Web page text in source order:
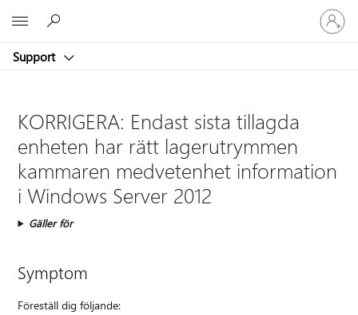
Support
Logga
in
på
konto
KORRIGERA: Endast sista tillagda
enheten har rätt lagerutrymmen
kammaren medvetenhet information
i Windows Server 2012
Gäller för
Symptom
Föreställ dig följande: